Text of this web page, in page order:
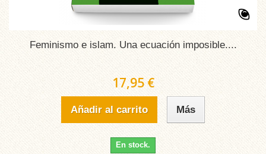
Feminismo e islam. Una ecuación imposible....
17,95 €
Añadir al carrito Más
En stock.